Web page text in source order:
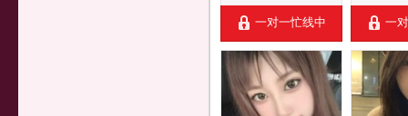
一对一忙线中 一